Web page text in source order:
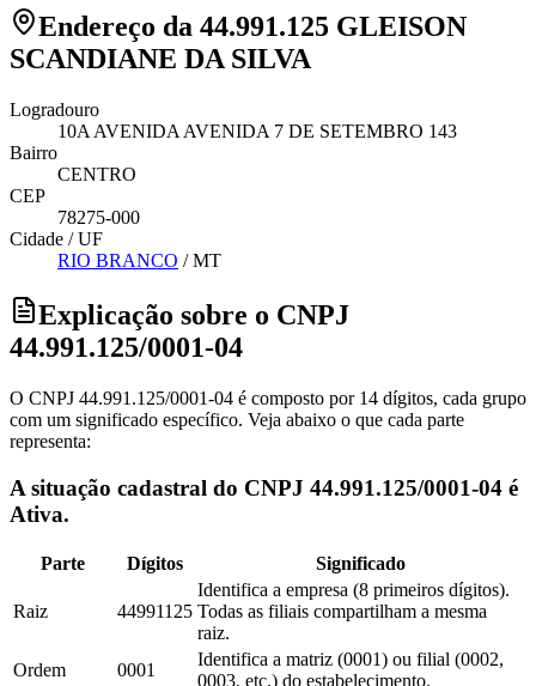
Endereço da 44.991.125 GLEISON
SCANDIANE DA SILVA
Logradouro
10A AVENIDA AVENIDA 7 DE SETEMBRO 143
Bairro
CENTRO
CEP
78275-000
Cidade / UF
RIO BRANCO /MT
Explicação sobre o CNPJ
44.991.125/0001-04
O CNPJ 44.991.125/0001-04 é composto por 14 dígitos, cada grupo
com um significado específico. Veja abaixo o que cada parte
representa:
A situação cadastral do CNPJ 44.991.125/0001-04 é
Ativa.
Parte Dígitos Significado
Raiz 44991125
Identifica a empresa (8 primeiros dígitos).
Todas as filiais compartilham a mesma
raiz.
Ordem
0001
Identifica a matriz (0001) ou filial (0002,
0003, etc.) do estabelecimento.